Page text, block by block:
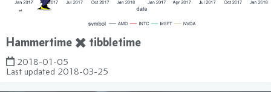
Hammertime ✖️ tibbletime
2018-01-05
Last updated 2018-03-25